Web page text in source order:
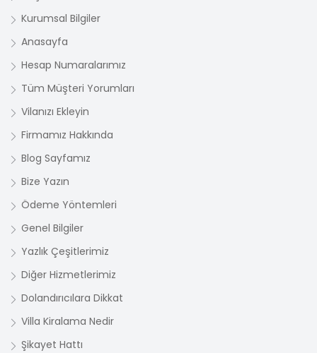
Kurumsal Bilgiler
Anasayfa
Hesap Numaralarımız
Tüm Müşteri Yorumları
Vilanızı Ekleyin
Firmamız Hakkında
Blog Sayfamız
Bize Yazın
Ödeme Yöntemleri
Genel Bilgiler
Yazlık Çeşitlerimiz
Diğer Hizmetlerimiz
Dolandırıcılara Dikkat
Villa Kiralama Nedir
Şikayet Hattı